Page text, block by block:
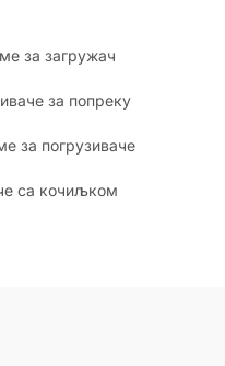
за загружач
за попреку
за погрузиваче
са кочиљком